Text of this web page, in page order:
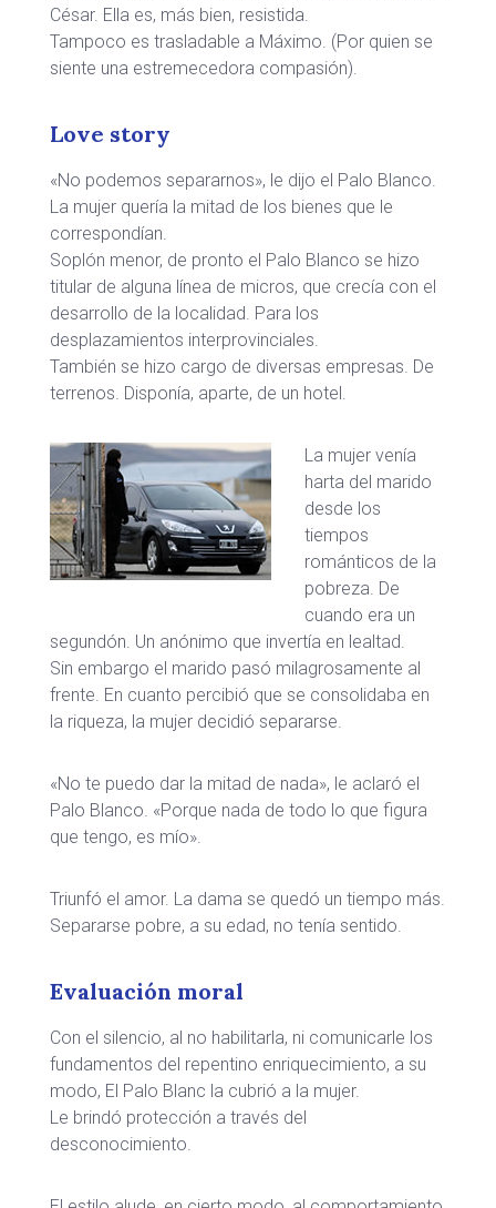
César. Ella es, más bien, resistida.
Tampoco es trasladable a Máximo. (Por quien se
siente una estremecedora compasión).
Love story
«No podemos separarnos», le dijo el Palo Blanco.
La mujer quería la mitad de los bienes que le
correspondían.
Soplón menor, de pronto el Palo Blanco se hizo
titular de alguna línea de micros, que crecía con el
desarrollo de la localidad. Para los
desplazamientos interprovinciales.
También se hizo cargo de diversas empresas. De
terrenos. Disponía, aparte, de un hotel.
La mujer venía
harta del marido
desde los
tiempos
románticos de la
pobreza. De
cuando era un
segundón. Un anónimo que invertía en lealtad.
Sin embargo el marido pasó milagrosamente al
frente. En cuanto percibió que se consolidaba en
la riqueza, la mujer decidió separarse.
«No te puedo dar la mitad de nada», le aclaró el
Palo Blanco. «Porque nada de todo lo que figura
que tengo, es mío».
Triunfó el amor. La dama se quedó un tiempo más.
Separarse pobre, a su edad, no tenía sentido.
Evaluación moral
Con el silencio, al no habilitarla, ni comunicarle los
fundamentos del repentino enriquecimiento, a su
modo, El Palo Blanc la cubrió a la mujer.
Le brindó protección a través del
desconocimiento.